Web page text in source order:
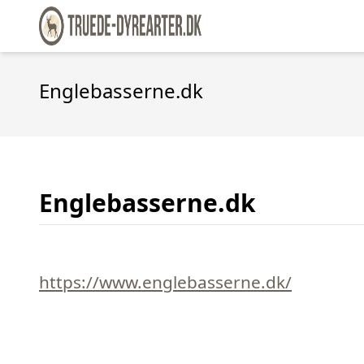
Englebasserne.dk
Englebasserne.dk
https://www.englebasserne.dk/